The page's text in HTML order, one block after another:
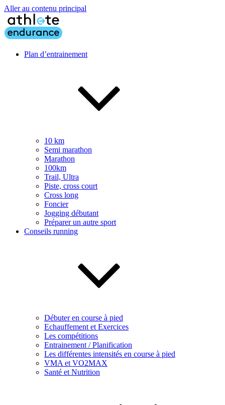
Aller au contenu principal
Plan d’entrainement
10 km
Semi marathon
Marathon
100km
Trail, Ultra
Piste, cross court
Cross long
Foncier
Jogging débutant
Préparer un autre sport
Conseils running
Débuter en course à pied
Echauffement et Exercices
Les compétitions
Entrainement / Planification
Les différentes intensités en course à pied
VMA et VO2MAX
Santé et Nutrition